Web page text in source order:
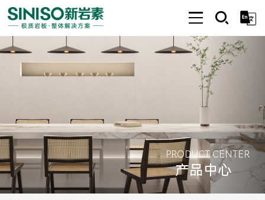
PRODUCT CENTER
产品中心